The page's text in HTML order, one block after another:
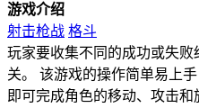
游戏介绍
射击枪战 格斗
玩家要收集不同的成功或失
关。 该游戏的操作简单易上
即可完成角色的移动、攻击